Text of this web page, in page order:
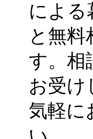
による
と無料
す。相
お受け
気軽に